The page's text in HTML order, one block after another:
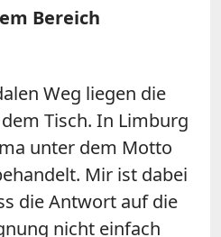
Bereich
Weg liegen die
Tisch. In Limburg
unter dem Motto
Mir ist dabei
die Antwort auf die
nicht einfach